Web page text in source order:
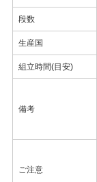
段数
生産国
組立時間(目安)
備考
ご注意